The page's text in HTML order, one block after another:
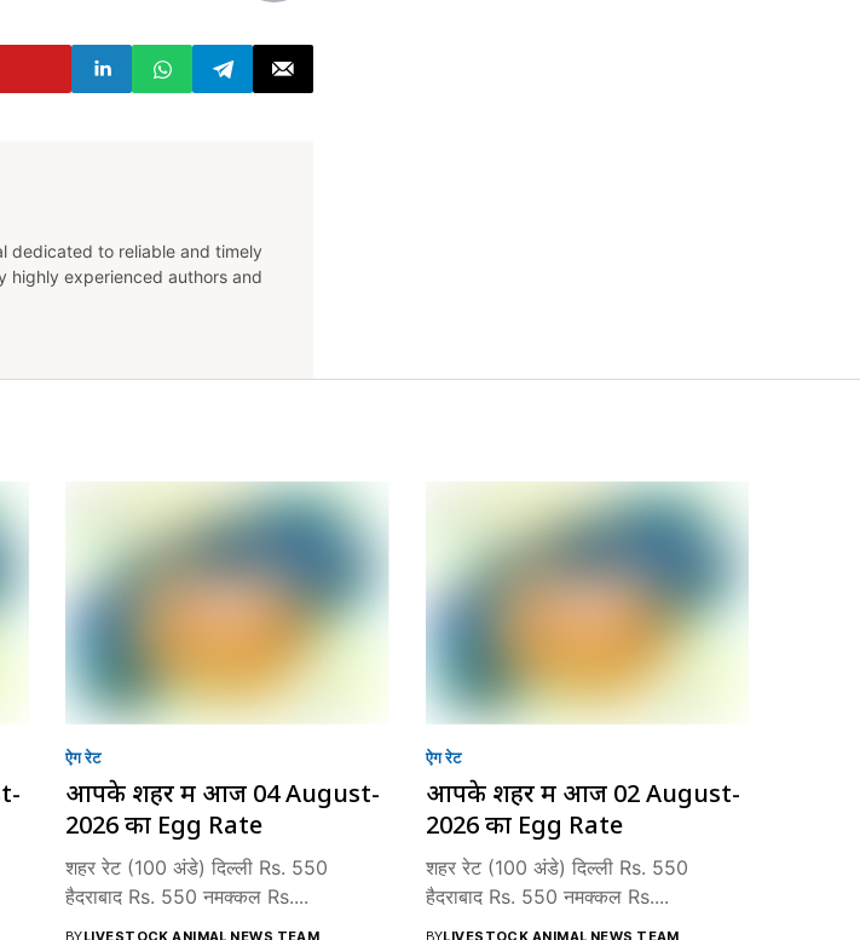
dedicated to reliable and timely
highly experienced authors and
ऐग रेट
आपके शहर में आज 04 August-
2026 का Egg Rate
शहर रेट (100 अंडे) दिल्ली Rs. 550
हैदराबाद Rs. 550 नमक्कल Rs....
BYLIVESTOCK ANIMAL NEWS TEAM
ऐग रेट
आपके शहर में आज 02 August-
2026 का Egg Rate
शहर रेट (100 अंडे) दिल्ली Rs. 550
हैदराबाद Rs. 550 नमक्कल Rs....
BYLIVESTOCK ANIMAL NEWS TEAM